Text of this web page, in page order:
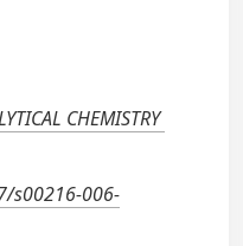
CHEMISTRY
s00216-006-